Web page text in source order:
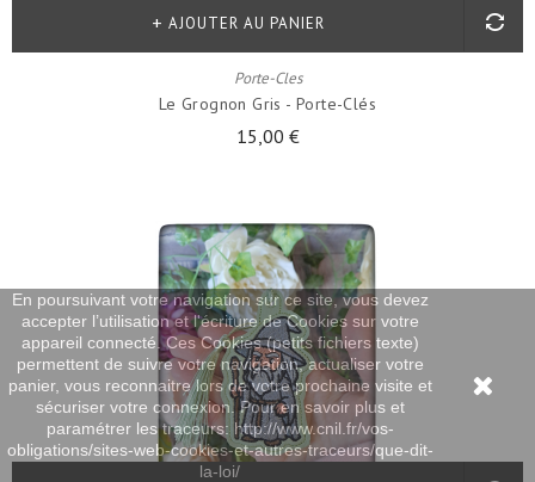
Porte-Cles
Le Grognon Gris - Porte-Clés
15,00 €
AJOUTER AU PANIER
En poursuivant votre navigation sur ce site, vous devez
accepter l’utilisation et l'écriture de Cookies sur votre
appareil connecté. Ces Cookies (petits fichiers texte)
permettent de suivre votre navigation, actualiser votre
panier, vous reconnaitre lors de votre prochaine visite et
sécuriser votre connexion. Pour en savoir plus et
paramétrer les traceurs: http://www.cnil.fr/vos-
obligations/sites-web-cookies-et-autres-traceurs/que-dit-
la-loi/